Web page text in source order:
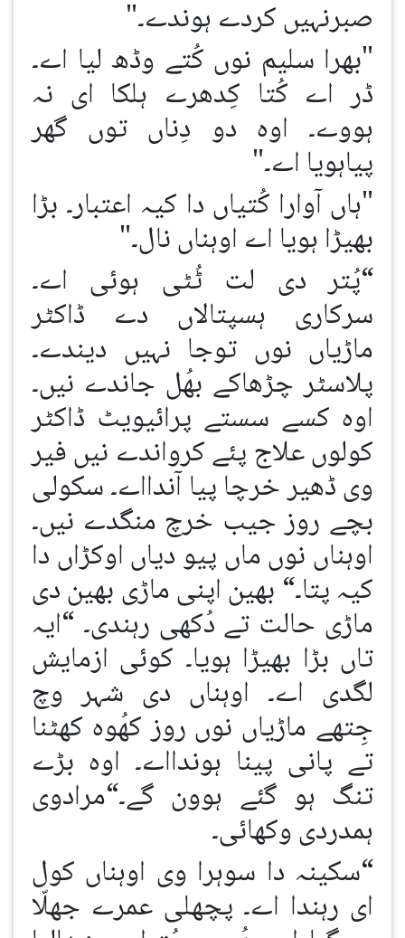
صبرنہیں کردے ہوندے۔"
"بھرا سلیم نوں کُتے وڈھ لیا اے۔
ڈر اے کُتا کِدھرے ہلکا ای نہ
ہووے۔ اوہ دو دِناں توں گھر
پیاہویا اے۔"
"ہاں آوارا کُتیاں دا کیہ اعتبار۔ بڑا
بھیڑا ہویا اے اوہناں نال۔"
“پُتر دی لت ٹُٹی ہوئی اے۔
سرکاری ہسپتالاں دے ڈاکٹر
ماڑیاں نوں توجا نہیں دیندے۔
پلاسٹر چڑھاکے بھُل جاندے نیں۔
اوہ کسے سستے پرائیویٹ ڈاکٹر
کولوں علاج پئے کرواندے نیں فیر
وی ڈھیر خرچا پیا آندااے۔ سکولی
بچے روز جیب خرچ منگدے نیں۔
اوہناں نوں ماں پیو دیاں اوکڑاں دا
کیہ پتا۔“ بھین اپنی ماڑی بھین دی
ماڑی حالت تے دُکھی رہندی۔ “ایہ
تاں بڑا بھیڑا ہویا۔ کوئی ازمایش
لگدی اے۔ اوہناں دی شہر وچ
جِتھے ماڑیاں نوں روز کھُوہ کھٹنا
تے پانی پینا ہوندااے۔ اوہ بڑے
تنگ ہو گئے ہوون گے۔“مرادوی
ہمدردی وکھائی۔
“سکینہ دا سوہرا وی اوہناں کول
ای رہندا اے۔ پچھلی عمرے جھلّا